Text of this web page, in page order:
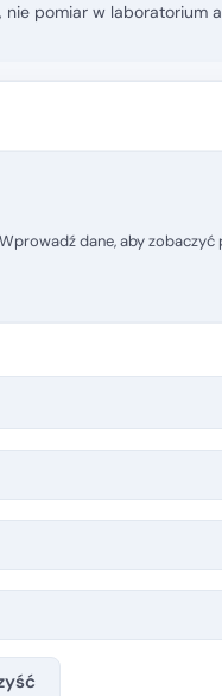
nie pomiar w
Wprowadź dane, aby zobaczyć